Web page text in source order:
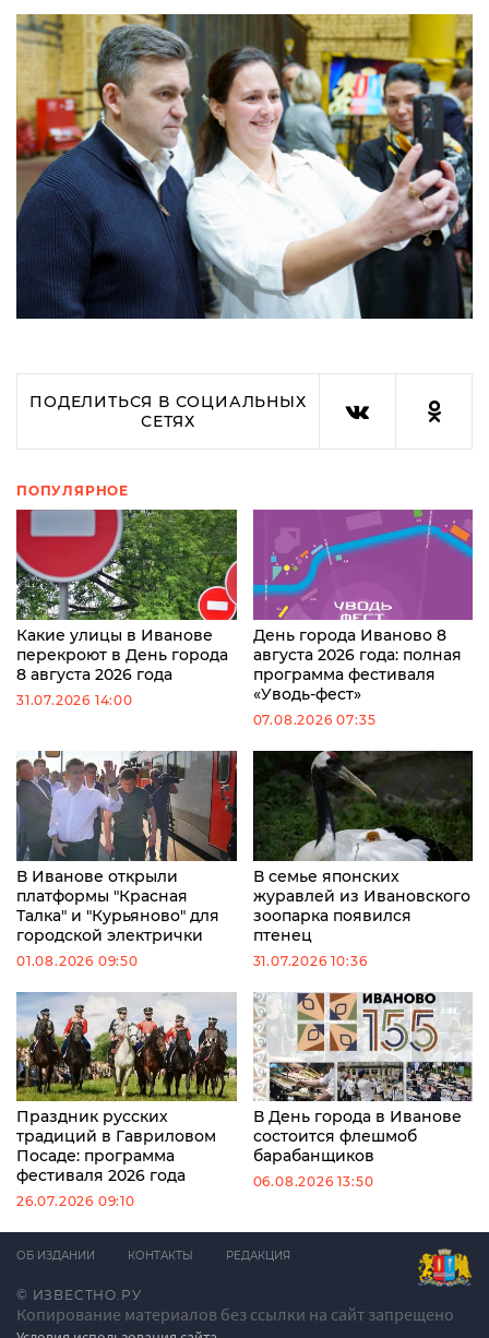
ПОДЕЛИТЬСЯ В СОЦИАЛЬНЫХ
СЕТЯХ
ПОПУЛЯРНОЕ
Какие улицы в Иванове
перекроют в День города
8 августа 2026 года
31.07.2026 14:00
День города Иваново 8
августа 2026 года: полная
программа фестиваля
«Уводь-фест»
07.08.2026 07:35
В Иванове открыли
платформы "Красная
Талка" и "Курьяново" для
городской электрички
01.08.2026 09:50
В семье японских
журавлей из Ивановского
зоопарка появился
птенец
31.07.2026 10:36
Праздник русских
традиций в Гавриловом
Посаде: программа
фестиваля 2026 года
26.07.2026 09:10
В День города в Иванове
состоится флешмоб
барабанщиков
06.08.2026 13:50
© ИЗВЕСТНО.РУ
Копирование материалов без ссылки на сайт запрещено
ОБ ИЗДАНИИ КОНТАКТЫ РЕДАКЦИЯ